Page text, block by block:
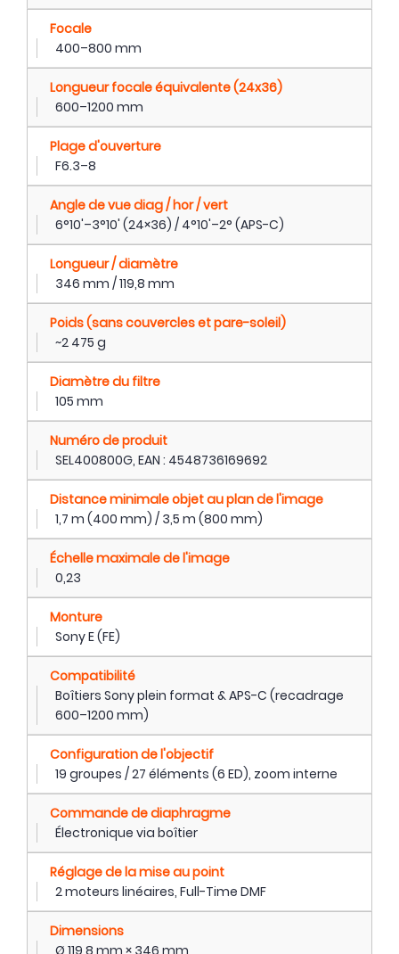
Focale
400–800 mm
Longueur focale équivalente (24x36)
600–1200 mm
Plage d'ouverture
F6.3–8
Angle de vue diag / hor / vert
6°10'–3°10' (24×36) / 4°10'–2° (APS-C)
Longueur / diamètre
346 mm / 119,8 mm
Poids (sans couvercles et pare-soleil)
~2 475 g
Diamètre du filtre
105 mm
Numéro de produit
SEL400800G, EAN : 4548736169692
Distance minimale objet au plan de l'image
1,7 m (400 mm) / 3,5 m (800 mm)
Échelle maximale de l'image
0,23
Monture
Sony E (FE)
Compatibilité
Boîtiers Sony plein format & APS-C (recadrage
600–1200 mm)
Configuration de l'objectif
19 groupes / 27 éléments (6 ED), zoom interne
Commande de diaphragme
Électronique via boîtier
Réglage de la mise au point
2 moteurs linéaires, Full-Time DMF
Dimensions